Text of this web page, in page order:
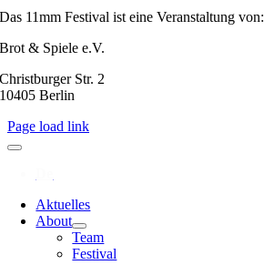
Das 11mm Festival ist eine Veranstaltung von:
Brot & Spiele e.V.
Christburger Str. 2
10405 Berlin
Page load link
Aktuelles
About
Team
Festival